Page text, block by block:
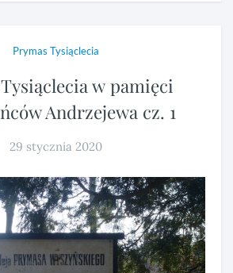
Prymas Tysiąclecia
w pamięci
Andrzejewa cz. 1
29 stycznia 2020